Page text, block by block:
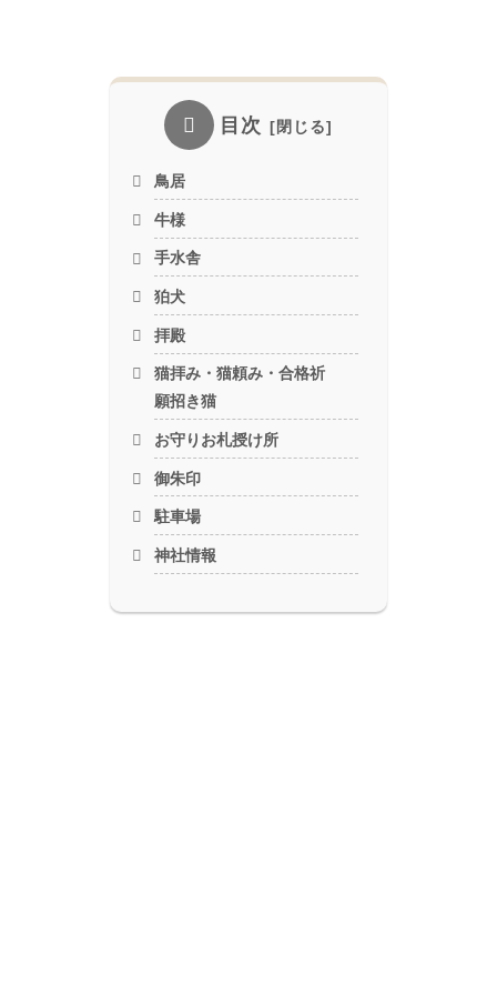
目次
鳥居
牛様
手水舎
狛犬
拝殿
猫拝み・猫頼み・合格祈
願招き猫
お守りお札授け所
御朱印
駐車場
神社情報